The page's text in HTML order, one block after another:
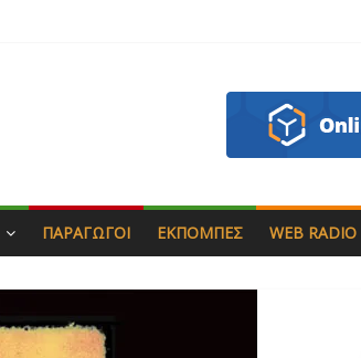
ΠΑΡΑΓΩΓΟΊ ΕΚΠΟΜΠΈΣ WEB RADIO